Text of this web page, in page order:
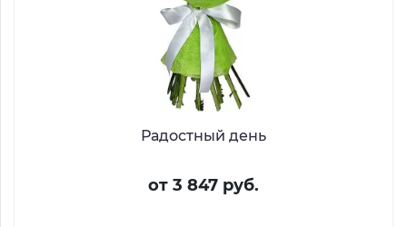
Радостный день
от 3 847 руб.